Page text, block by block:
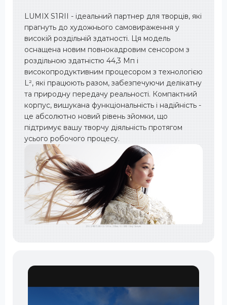
LUMIX S1RII - ідеальний партнер для творців, які
прагнуть до художнього самовираження у
високій роздільній здатності. Ця модель
оснащена новим повнокадровим сенсором з
роздільною здатністю 44,3 Мп і
високопродуктивним процесором з технологією
L², які працюють разом, забезпечуючи делікатну
та природну передачу реальності. Компактний
корпус, вишукана функціональність і надійність -
це абсолютно новий рівень зйомки, що
підтримує вашу творчу діяльність протягом
усього робочого процесу.